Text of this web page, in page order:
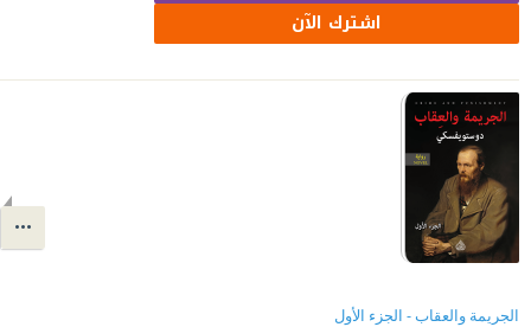
اشترك الآن
الجريمة والعقاب - الجزء الأول